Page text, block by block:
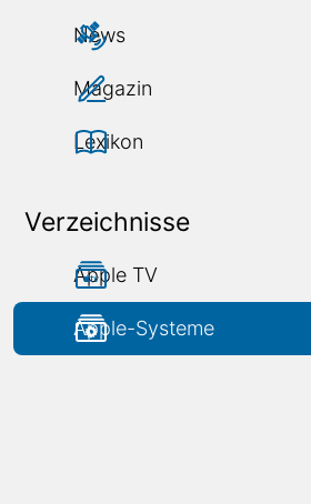
News
Magazin
Lexikon
Verzeichnisse
Apple TV
Apple-Systeme